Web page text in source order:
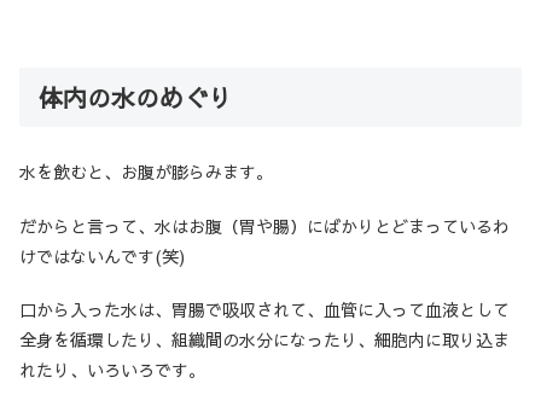
体内の水のめぐり
水を飲むと、お腹が膨らみます。
だからと言って、水はお腹（胃や腸）にばかりとどまっているわ
けではないんです(笑)
口から入った水は、胃腸で吸収されて、血管に入って血液として
全身を循環したり、組織間の水分になったり、細胞内に取り込ま
れたり、いろいろです。